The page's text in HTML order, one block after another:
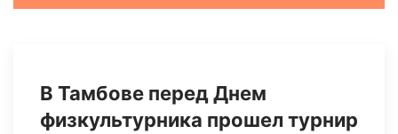
В Тамбове перед Днем
физкультурника прошел турнир